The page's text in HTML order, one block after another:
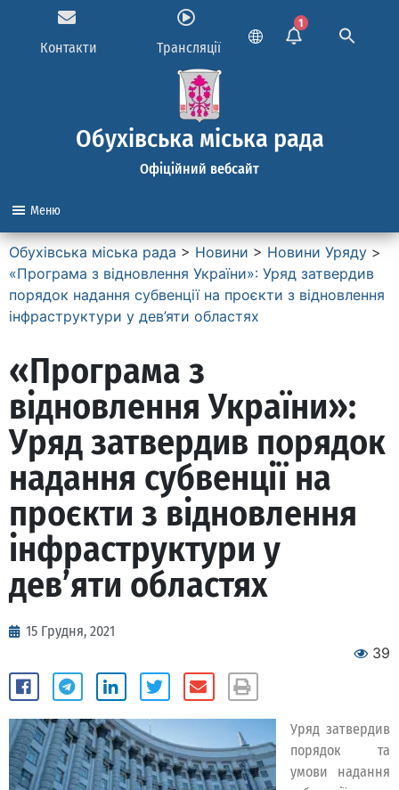
Контакти Трансляції
1
Обухівська міська рада
Офіційний вебсайт
Меню
Обухівська міська рада > Новини > Новини Уряду >
«Програма з відновлення України»: Уряд затвердив
порядок надання субвенції на проєкти з відновлення
інфраструктури у дев’яти областях
«Програма з
відновлення України»:
Уряд затвердив порядок
надання субвенції на
проєкти з відновлення
інфраструктури у
дев’яти областях
15 Грудня, 2021
39
Уряд затвердив
порядок та
умови надання